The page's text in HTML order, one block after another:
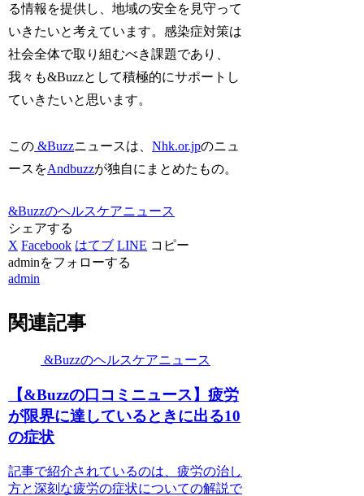
る情報を提供し、地域の安全を見守って
いきたいと考えています。感染症対策は
社会全体で取り組むべき課題であり、
我々も&Buzzとして積極的にサポートし
ていきたいと思います。
この &Buzzニュースは、Nhk.or.jpのニュ
ースをAndbuzzが独自にまとめたもの。
&Buzzのヘルスケアニュース
シェアする
X Facebook はてブ LINE コピー
adminをフォローする
admin
関連記事
&Buzzのヘルスケアニュース
【&Buzzの口コミニュース】疲労
が限界に達しているときに出る10
の症状
記事で紹介されているのは、疲労の治し
方と深刻な疲労の症状についての解説で